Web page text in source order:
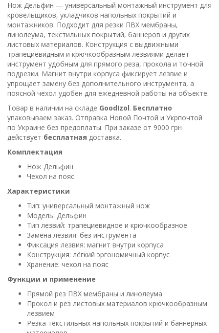
Нож Дельфин — универсальный монтажный инструмент для
кровельщиков, укладчиков напольных покрытий и
монтажников. Подходит для резки ПВХ мембраны,
линолеума, текстильных покрытий, баннеров и других
листовых материалов. Конструкция с выдвижными
трапециевидным и крючкообразным лезвиями делает
инструмент удобным для прямого реза, прокола и точной
подрезки. Магнит внутри корпуса фиксирует лезвие и
упрощает замену без дополнительного инструмента, а
поясной чехол удобен для ежедневной работы на объекте.
Товар в наличии на складе GoodIzol. Бесплатно
упаковываем заказ. Отправка Новой Почтой и Укрпочтой
по Украине без предоплаты. При заказе от 9000 грн
действует бесплатная доставка.
Комплектация
Нож Дельфин
Чехол на пояс
Характеристики
Тип: универсальный монтажный нож
Модель: Дельфин
Тип лезвий: трапециевидное и крючкообразное
Замена лезвия: без инструмента
Фиксация лезвия: магнит внутри корпуса
Конструкция: лёгкий эргономичный корпус
Хранение: чехол на пояс
Функции и применение
Прямой рез ПВХ мембраны и линолеума
Прокол и рез листовых материалов крючкообразным
лезвием
Резка текстильных напольных покрытий и баннерных